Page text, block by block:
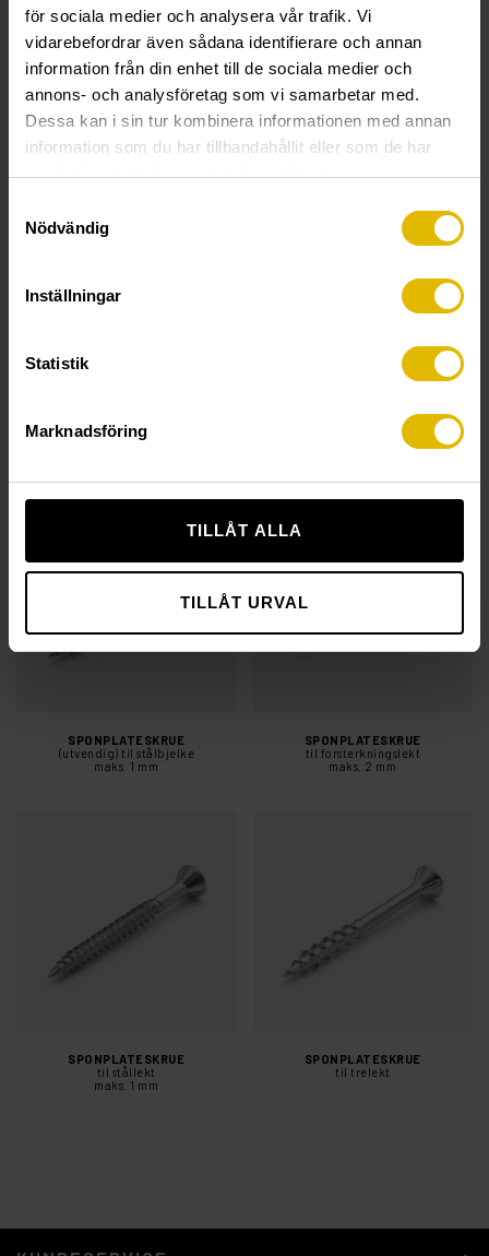
för sociala medier och analysera vår trafik. Vi
vidarebefordrar även sådana identifierare och annan
information från din enhet till de sociala medier och
annons- och analysföretag som vi samarbetar med.
Dessa kan i sin tur kombinera informationen med annan
information som du har tillhandahållit eller som de har
samlat in när du har använt deras tjänster.
Nödvändig
Inställningar
Statistik
Marknadsföring
TILLÅT ALLA
TILLÅT URVAL
LIST- OG SOKKELSKRUE
til trelekt
SPONPLATESKRUE (TURBO)
(PH) til trelekt
(TX) til trelekt
SPONPLATESKRUE
(utvendig) til forsterkningslekt
SPONPLATESKRUE
(utvendig) til stålbjelke
maks. 1 mm
SPONPLATESKRUE
til forsterkningslekt
maks. 2 mm
SPONPLATESKRUE
til stållekt
maks. 1 mm
SPONPLATESKRUE
til trelekt